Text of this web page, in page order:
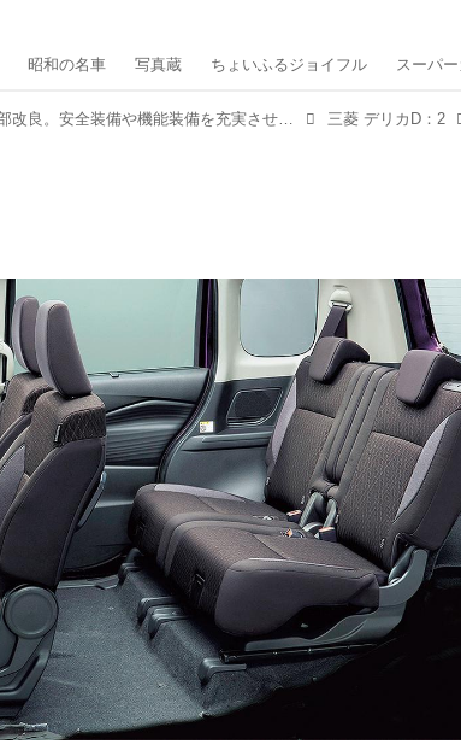
昭和の名車 写真蔵 ちょいふるジョイフル スーパ
三菱 デリカD：2を一部改良。安全装備や機能装備を充実させて利便性を向上 三菱 デリカD：2